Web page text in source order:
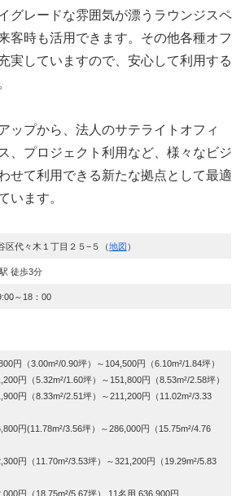
グレードな雰囲気が漂うラウンジスペ
客時も活用できます。その他各種オフ
実していますので、安心して利用する
ップから、法人のサテライトオフィ
、プロジェクト利用など、様々なビジ
せて利用できる新たな拠点として最適
います。
区代々木１丁目２５−５（地図 ）
徒歩3分
～18：00
円（3.00m²/0.90坪）～104,500円（6.10m²/1.84坪）
円（5.32m²/1.60坪）～151,800円（8.53m²/2.58坪）
円（8.33m²/2.51坪）～211,200円（11.02m²/3.33
円(11.78m²/3.56坪）～286,000円（15.75m²/4.76
円（11.70m²/3.53坪）～321,200円（19.29m²/5.83
円（18.75m²/5.67坪） 11名用 636,900円